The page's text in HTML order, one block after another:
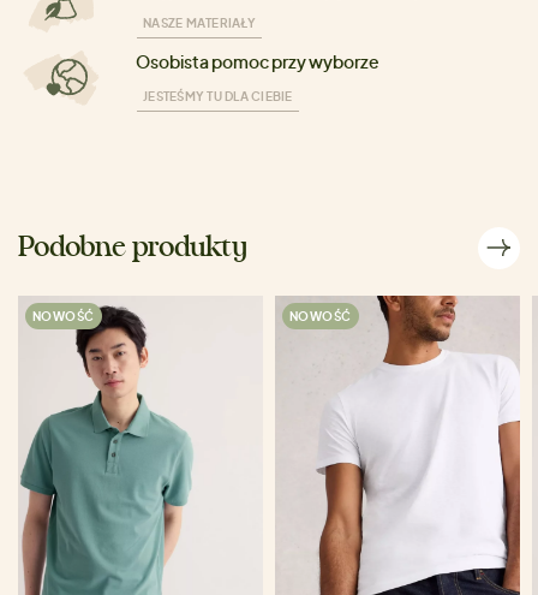
NASZE MATERIAŁY
Osobista pomoc przy wyborze
JESTEŚMY TU DLA CIEBIE
Podobne produkty
NOWOŚĆ NOWOŚĆ